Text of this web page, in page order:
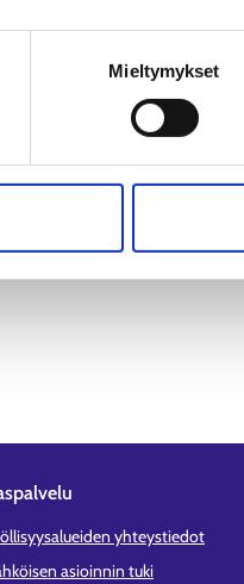
käsittely
Mieltymykset
yhteystiedot
asioinnin tuki